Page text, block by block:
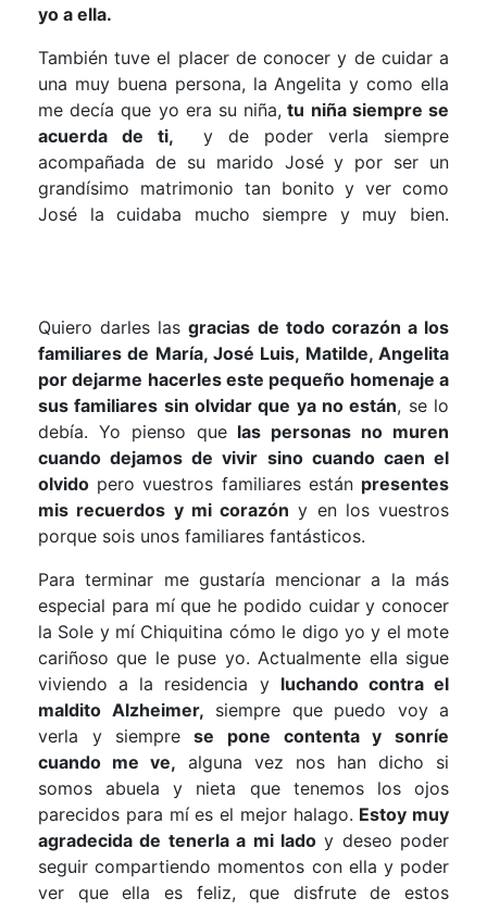
yo a ella.
También tuve el placer de conocer y de cuidar a
una muy buena persona, la Angelita y como ella
me decía que yo era su niña, tu niña siempre se
acuerda de ti, y de poder verla siempre
acompañada de su marido José y por ser un
grandísimo matrimonio tan bonito y ver como
José la cuidaba mucho siempre y muy bien.
Quiero darles lasgracias de todo corazón a los
familiares de María, José Luis, Matilde, Angelita
por dejarme hacerles este pequeño homenaje a
sus familiares sin olvidar que ya no están, se lo
debía. Yo pienso que las personas no muren
cuando dejamos de vivir sino cuando caen el
olvido pero vuestros familiares están presentes
mis recuerdos y mi corazón y en los vuestros
porque sois unos familiares fantásticos.
Para terminar me gustaría mencionar a la más
especial para mí que he podido cuidar y conocer
la Sole y mí Chiquitina cómo le digo yo y el mote
cariñoso que le puse yo. Actualmente ella sigue
viviendo a la residencia y luchando contra el
maldito Alzheimer, siempre que puedo voy a
verla y siempre se pone contenta y sonríe
cuando me ve, alguna vez nos han dicho si
somos abuela y nieta que tenemos los ojos
parecidos para mí es el mejor halago. Estoy muy
agradecida de tenerla a mi ladoy deseo poder
seguir compartiendo momentos con ella y poder
ver que ella es feliz, que disfrute de estos